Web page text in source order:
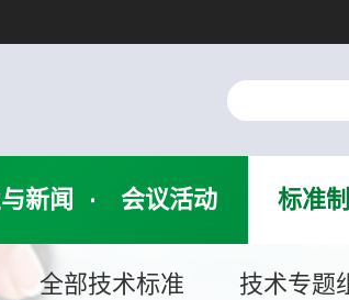
新闻 会议活动 标准
全部技术标准 技术专题